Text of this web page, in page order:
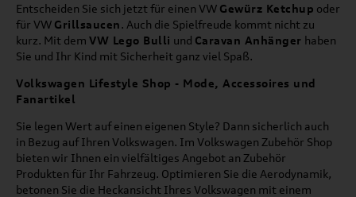
Entscheiden Sie sich jetzt für einen VW Gewürz Ketchup oder
für VW Grillsaucen. Auch die Spielfreude kommt nicht zu
kurz. Mit dem VW Lego Bulli und Caravan Anhänger haben
Sie und Ihr Kind mit Sicherheit ganz viel Spaß.
Volkswagen Lifestyle Shop - Mode, Accessoires und
Fanartikel
Sie legen Wert auf einen eigenen Style? Dann sicherlich auch
in Bezug auf Ihren Volkswagen. Im Volkswagen Zubehör Shop
bieten wir Ihnen ein vielfältiges Angebot an Zubehör
Produkten für Ihr Fahrzeug. Optimieren Sie die Aerodynamik,
betonen Sie die Heckansicht Ihres Volkswagen mit einem